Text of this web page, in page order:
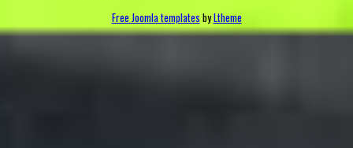
Free Joomla templates byLtheme